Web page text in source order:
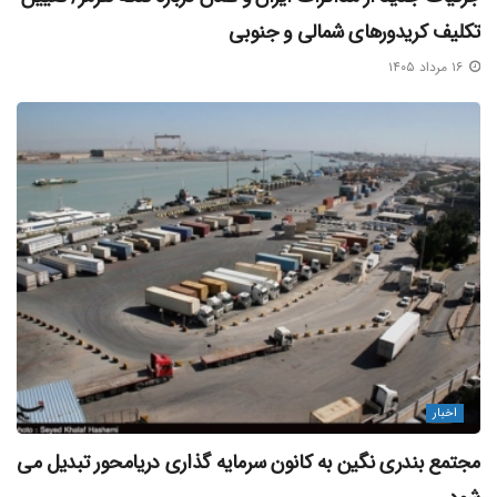
تکلیف کریدورهای شمالی و جنوبی
اخبار
مجتمع بندری نگین به کانون سرمایه‌ گذاری دریامحور تبدیل می‌